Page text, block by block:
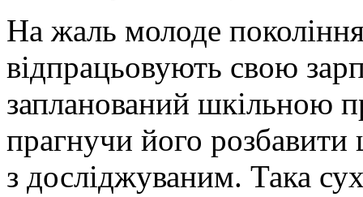
На жаль молоде
відпрацьовують свою
запланований шкільною
прагнучи його розбавити
з досліджуваним. Така